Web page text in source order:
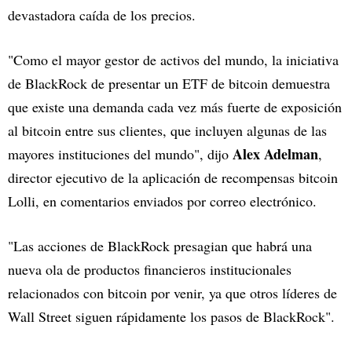
devastadora caída de los precios.
"Como el mayor gestor de activos del mundo, la iniciativa
de BlackRock de presentar un ETF de bitcoin demuestra
que existe una demanda cada vez más fuerte de exposición
al bitcoin entre sus clientes, que incluyen algunas de las
mayores instituciones del mundo", dijo Alex Adelman,
director ejecutivo de la aplicación de recompensas bitcoin
Lolli, en comentarios enviados por correo electrónico.
"Las acciones de BlackRock presagian que habrá una
nueva ola de productos financieros institucionales
relacionados con bitcoin por venir, ya que otros líderes de
Wall Street siguen rápidamente los pasos de BlackRock".